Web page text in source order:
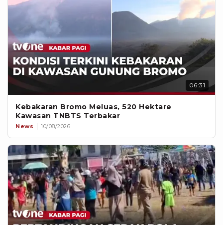
06:31
Kebakaran Bromo Meluas, 520 Hektare
Kawasan TNBTS Terbakar
News 10/08/2026